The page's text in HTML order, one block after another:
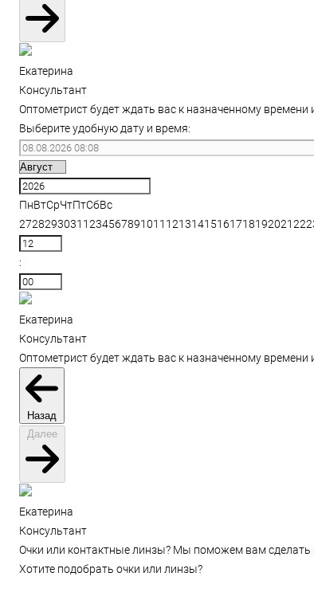
Екатерина
Консультант
Оптометрист будет ждать вас к назначенному времени
Выберите удобную дату и время:
ПнВтСрЧтПтСбВс
2728293031 1234567891011 1213141516171819202122
:
Екатерина
Консультант
Оптометрист будет ждать вас к назначенному времени
Назад
Далее
Екатерина
Консультант
Очки или контактные линзы? Мы поможем вам
Хотите подобрать очки или линзы?